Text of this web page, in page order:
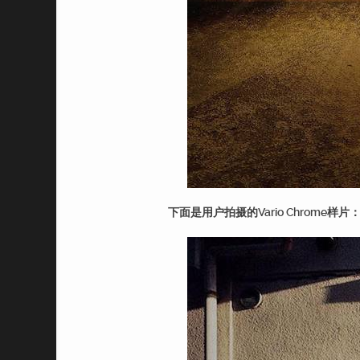
下面是用户拍摄的Vario Chrome样片：